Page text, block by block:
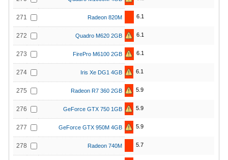
271 Radeon 820M 6.1
272 Quadro M620 2GB 6.1
273 FirePro M6100 2GB 6.1
274 Iris Xe DG1 4GB 6.1
275 Radeon R7 360 2GB 5.9
276 GeForce GTX 750 1GB 5.9
277 GeForce GTX 950M 4GB 5.9
278 Radeon 740M 5.7